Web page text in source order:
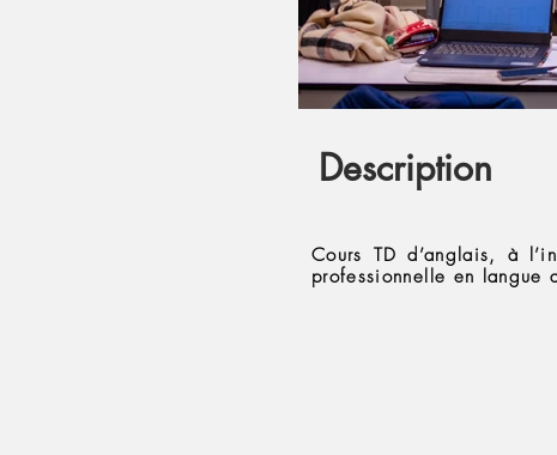
Description
Cours TD d’anglais, à
professionnelle en langue